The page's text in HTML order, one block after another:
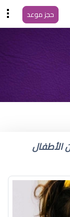
حجز موعد
العين
الأطفال